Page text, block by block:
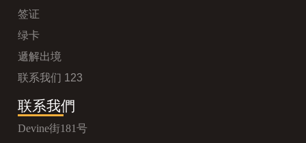
签证
绿卡
遞解出境
联系我们 123
联系我們
Devine街181号